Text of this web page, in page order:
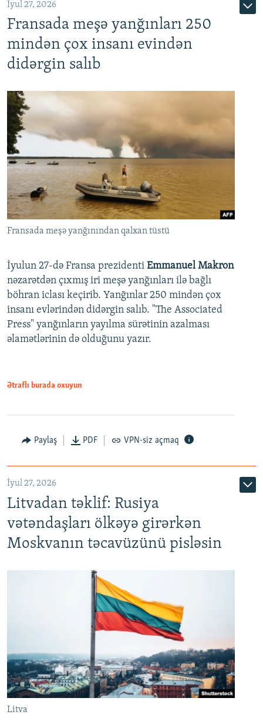
İyul 27, 2026
Fransada meşə yanğınları 250
mindən çox insanı evindən
didərgin salıb
Fransada meşə yanğınından qalxan tüstü
İyulun 27-də Fransa prezidenti Emmanuel Makron
nəzarətdən çıxmış iri meşə yanğınları ilə bağlı
böhran iclası keçirib. Yanğınlar 250 mindən çox
insanı evlərindən didərgin salıb. "The Associated
Press" yanğınların yayılma sürətinin azalması
əlamətlərinin də olduğunu yazır.
Ətraflı burada oxuyun
Paylaş PDF VPN-siz açmaq
İyul 27, 2026
Litvadan təklif: Rusiya
vətəndaşları ölkəyə girərkən
Moskvanın təcavüzünü pisləsin
Litva